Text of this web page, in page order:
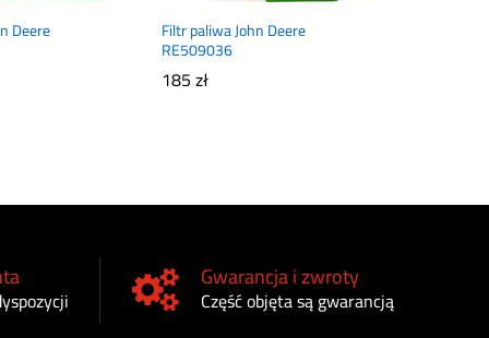
Deere Filtr paliwa John Deere
RE509036
185zł
Gwarancja i zwroty
Część objęta są gwarancją